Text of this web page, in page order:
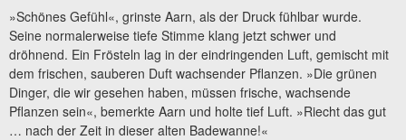
»Schönes Gefühl«, grinste Aarn, als der Druck fühlbar wurde.
Seine normalerweise tiefe Stimme klang jetzt schwer und
dröhnend. Ein Frösteln lag in der eindringenden Luft, gemischt mit
dem frischen, sauberen Duft wachsender Pflanzen. »Die grünen
Dinger, die wir gesehen haben, müssen frische, wachsende
Pflanzen sein«, bemerkte Aarn und holte tief Luft. »Riecht das gut
… nach der Zeit in dieser alten Badewanne!«